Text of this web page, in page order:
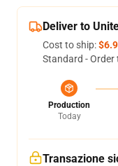
Deliver to
Cost to ship:
Standard -
Production
Today
Transazione